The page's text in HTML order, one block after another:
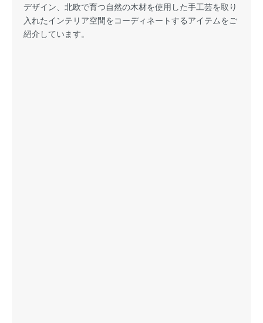
デザイン、北欧で育つ自然の木材を使用した手工芸を取り
入れたインテリア空間をコーディネートするアイテムをご
紹介しています。